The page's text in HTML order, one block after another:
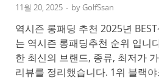
11월 20, 2025 - by GolfSsan
역시즌 롱패딩 추천 2025년
는 역시즌 롱패딩추천 순위 입니
한 최신의 브랜드, 종류, 최저가
리뷰를 정리했습니다. 1위 블랙